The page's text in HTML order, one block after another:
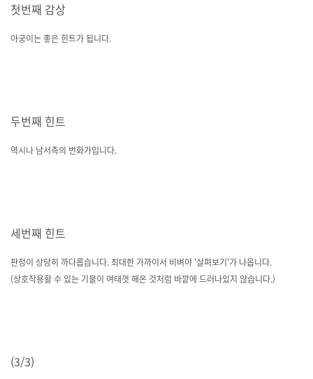
첫번째 감상
아궁이는 좋은 힌트가 됩니다.
두번째 힌트
역시나 남서측의 번화가입니다.
세번째 힌트
판정이 상당히 까다롭습니다. 최대한 가까이서 비벼야 '살펴보기'가 나옵니다.
(상호작용할 수 있는 기물이 여태껏 해온 것처럼 바깥에 드러나있지 않습니다.)
(3/3)